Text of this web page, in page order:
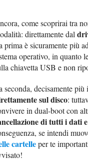
come scoprirai tra
direttamente dal
prima è sicuramente più
operativo, in quanto
chiavetta USB e non
seconda, decisamente più
sul disco:
in dual-boot con
di tutti i dati
se intendi
cartelleper te